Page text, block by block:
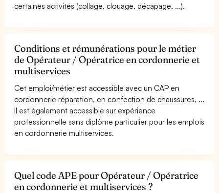
certaines activités (collage, clouage, décapage, ...).
Conditions et rémunérations pour le métier
de Opérateur / Opératrice en cordonnerie et
multiservices
Cet emploi/métier est accessible avec un CAP en
cordonnerie réparation, en confection de chaussures, ...
Il est également accessible sur expérience
professionnelle sans diplôme particulier pour les emplois
en cordonnerie multiservices.
Quel code APE pour Opérateur / Opératrice
en cordonnerie et multiservices ?